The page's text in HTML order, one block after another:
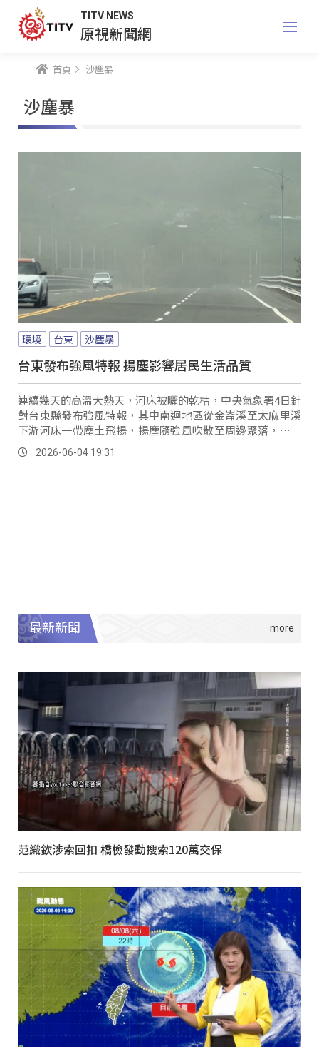
TITV NEWS
原視新聞網
首頁 沙塵暴
沙塵暴
環境 台東 沙塵暴
台東發布強風特報 揚塵影響居民生活品質
連續幾天的高溫大熱天，河床被曬的乾枯，中央氣象署4日針
對台東縣發布強風特報，其中南迴地區從金崙溪至太麻里溪
下游河床一帶塵土飛揚，揚塵隨強風吹散至周邊聚落，影響
居民生活品質。
2026-06-04 19:31
最新新聞
范織欽涉索回扣 橋檢發動搜索120萬交保